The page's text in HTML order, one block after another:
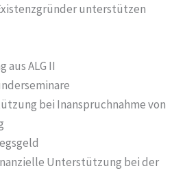
unterstützen
ALG II
bei Inanspruchnahme von
Unterstützung bei der